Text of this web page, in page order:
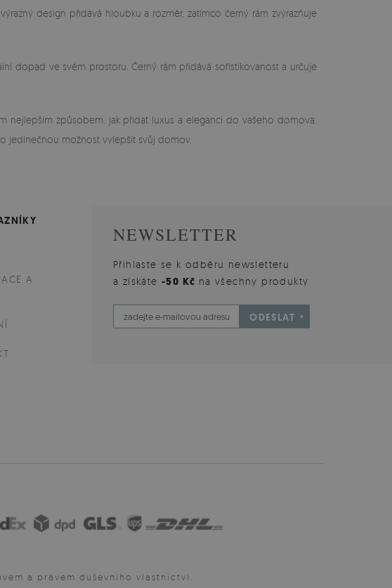
design přidává hloubku a rozměr, zatímco černý rám zvýrazňuje
dopad ve svém prostoru. Černý rám přidává sofistikovanost a určuje
nejlepším způsobem, jak přidat luxus a eleganci do vašeho domova.
jedinečnou možnost vylepšit svůj domov.
A
NEWSLETTER
Přihlaste se k odběru newsletteru
a získáte -50 Kč na všechny produkty
ODESLAT
a právem duševního vlastnictví.